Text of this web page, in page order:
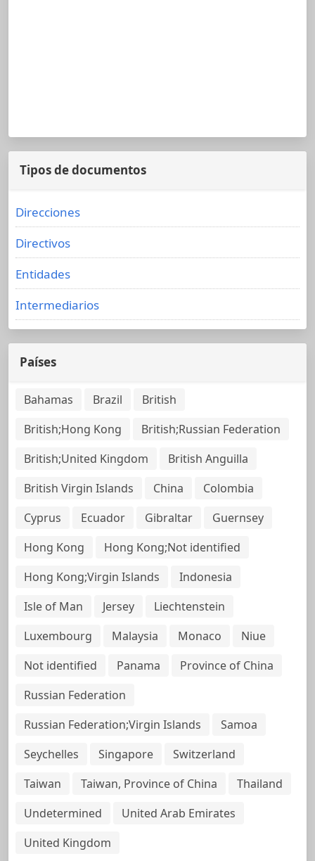
Tipos de documentos
Direcciones
Directivos
Entidades
Intermediarios
Países
Bahamas Brazil
British
British;Hong Kong
British;Russian Federation
British;United Kingdom
British Anguilla
British Virgin Islands
China
Colombia
Cyprus
Ecuador Gibraltar
Guernsey
Hong Kong
Hong Kong;Not identified
Hong Kong;Virgin Islands
Indonesia
Isle of Man
Jersey
Liechtenstein
Luxembourg
Malaysia Monaco
Niue
Not identified
Panama
Province of China
Russian Federation
Russian Federation;Virgin Islands
Samoa
Seychelles
Singapore
Switzerland
Taiwan
Taiwan, Province of China
Thailand
Undetermined
United Arab Emirates
United Kingdom